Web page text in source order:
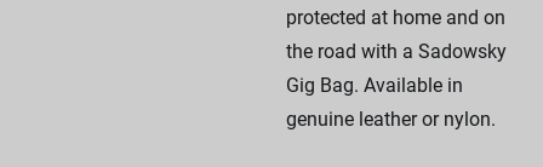
protected at home and on
the road with a Sadowsky
Gig Bag. Available in
genuine leather or nylon.